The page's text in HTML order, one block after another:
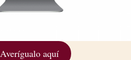
Averígualo aquí